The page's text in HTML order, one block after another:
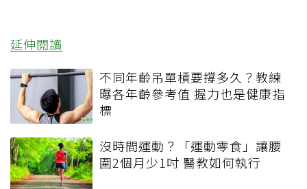
延伸閱讀
不同年齡吊單槓要撐多久？教練
曝各年齡參考值 握力也是健康指
標
沒時間運動？「運動零食」讓腰
圍2個月少1吋 醫教如何執行